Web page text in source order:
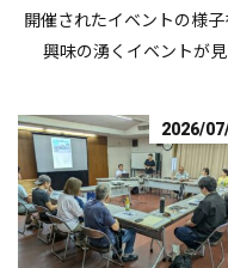
開催されたイベントの様
興味の湧くイベントが
2026/